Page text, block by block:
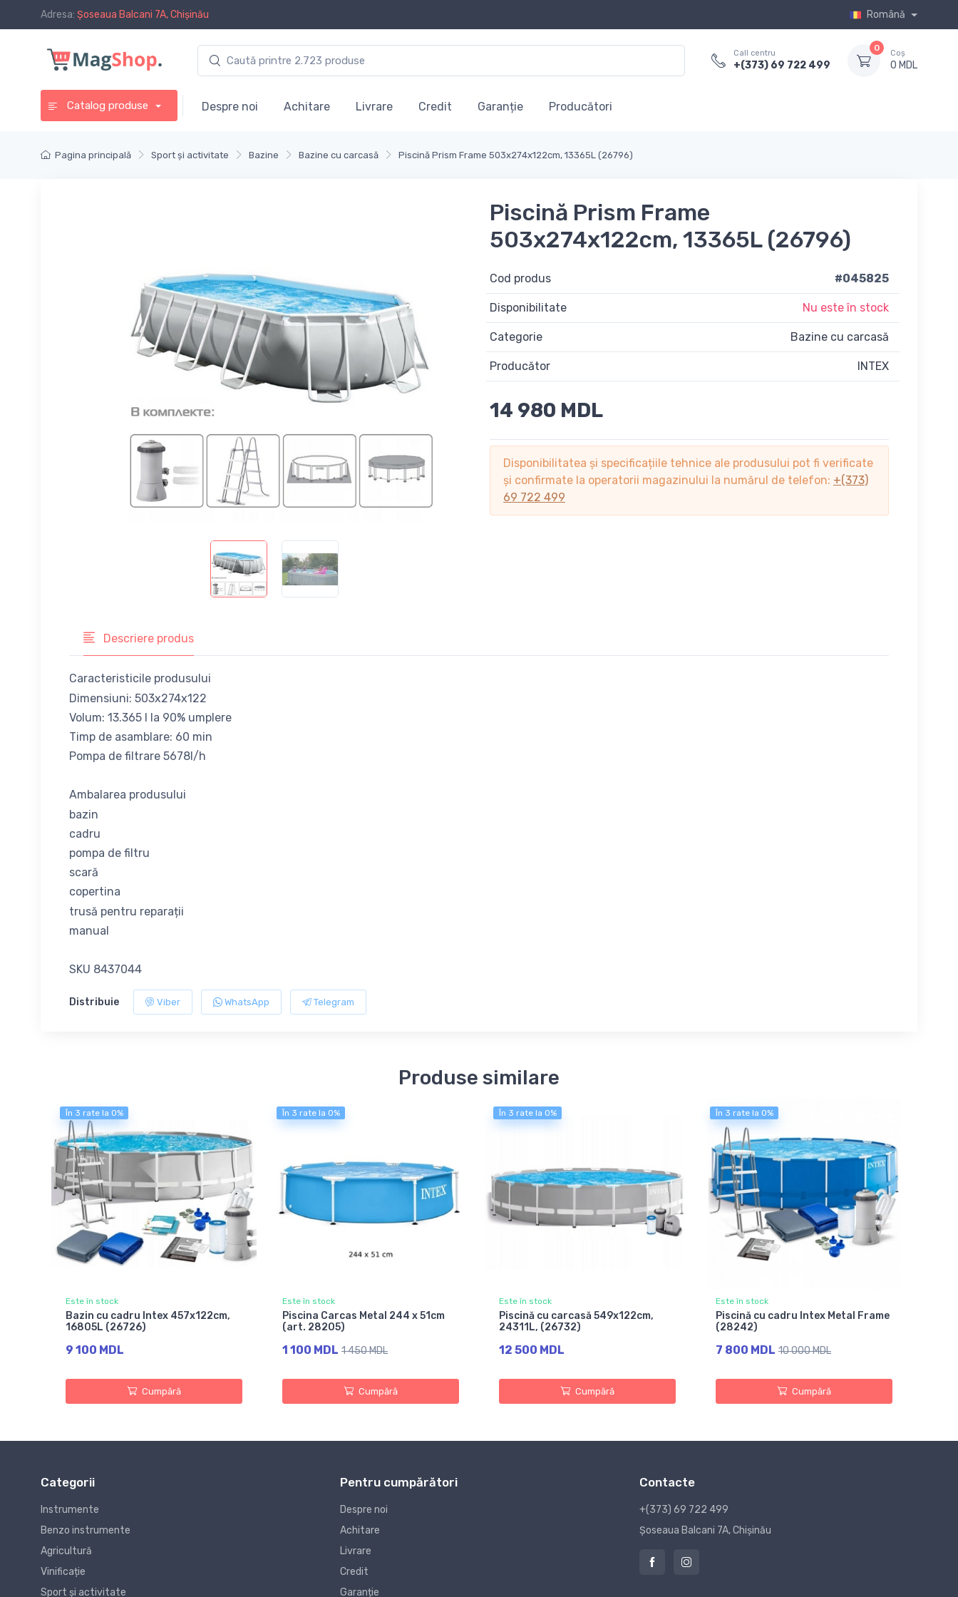
Adresa: Șoseaua Balcani 7A, Chișinău Română
Call centru
+(373) 69 722 499
0
Coș
0 MDL
Catalog produse Despre noi Achitare Livrare Credit Garanție Producători
Pagina principală Sport și activitate Bazine Bazine cu carcasă Piscină Prism Frame 503х274x122cm, 13365L (26796)
Piscină Prism Frame
503х274x122cm, 13365L (26796)
Cod produs #045825
Disponibilitate Nu este în stock
Categorie Bazine cu carcasă
Producător INTEX
14 980 MDL
Disponibilitatea și specificațiile tehnice ale produsului pot fi verificate
și confirmate la operatorii magazinului la numărul de telefon: +(373)
69 722 499
Descriere produs
Caracteristicile produsului
Dimensiuni: 503x274x122
Volum: 13.365 l la 90% umplere
Timp de asamblare: 60 min
Pompa de filtrare 5678l/h
Ambalarea produsului
bazin
cadru
pompa de filtru
scară
copertina
trusă pentru reparații
manual
SKU 8437044
Distribuie Viber WhatsApp Telegram
Produse similare
În 3 rate la 0%
Este în stock
Bazin cu cadru Intex 457x122cm,
16805L (26726)
9 100 MDL
Cumpără
În 3 rate la 0%
Este în stock
Piscina Carcas Metal 244 x 51сm
(art. 28205)
1 100 MDL 1 450 MDL
Cumpără
În 3 rate la 0%
Este în stock
Piscină cu carcasă 549х122cm,
24311L, (26732)
12 500 MDL
Cumpără
În 3 rate la 0%
Este în stock
Piscină cu cadru Intex Metal Frame
(28242)
7 800 MDL 10 000 MDL
Cumpără
Categorii
Instrumente
Benzo instrumente
Agricultură
Vinificație
Sport și activitate
Pentru cumpărători
Despre noi
Achitare
Livrare
Credit
Garanție
Contacte
+(373) 69 722 499
Șoseaua Balcani 7A, Chișinău